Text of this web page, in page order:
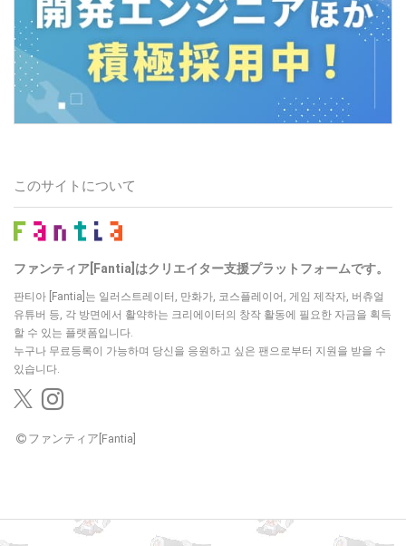
このサイトについて
ファンティア[Fantia]はクリエイター支援プラットフォームです。
판티아 [Fantia]는 일러스트레이터, 만화가, 코스플레이어, 게임 제작자, 버츄얼
유튜버 등, 각 방면에서 활약하는 크리에이터의 창작 활동에 필요한 자금을 획득
할 수 있는 플랫폼입니다.
누구나 무료등록이 가능하며 당신을 응원하고 싶은 팬으로부터 지원을 받을 수
있습니다.
ファンティア[Fantia]